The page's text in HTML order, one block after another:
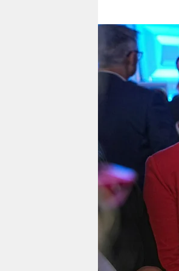
nord
wahrheit
verlag
veranstaltungen
fragen & hilfe
unterstützen
abo
genossenschaft